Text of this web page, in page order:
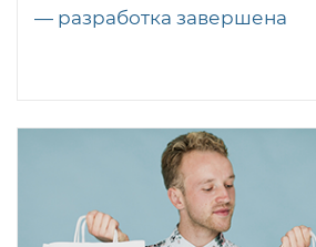
— разработка завершена